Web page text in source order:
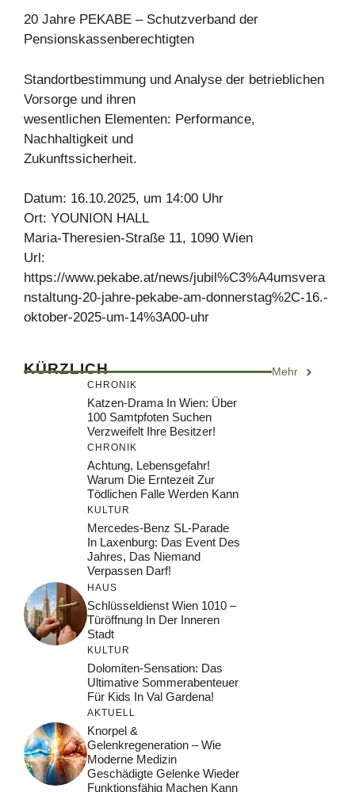
20 Jahre PEKABE – Schutzverband der
Pensionskassenberechtigten
Standortbestimmung und Analyse der betrieblichen
Vorsorge und ihren
wesentlichen Elementen: Performance,
Nachhaltigkeit und
Zukunftssicherheit.
Datum: 16.10.2025, um 14:00 Uhr
Ort: YOUNION HALL
Maria-Theresien-Straße 11, 1090 Wien
Url:
https://www.pekabe.at/news/jubil%C3%A4umsvera
nstaltung-20-jahre-pekabe-am-donnerstag%2C-16.-
oktober-2025-um-14%3A00-uhr
KÜRZLICH Mehr
CHRONIK
Katzen-Drama In Wien: Über
100 Samtpfoten Suchen
Verzweifelt Ihre Besitzer!
CHRONIK
Achtung, Lebensgefahr!
Warum Die Erntezeit Zur
Tödlichen Falle Werden Kann
KULTUR
Mercedes-Benz SL-Parade
In Laxenburg: Das Event Des
Jahres, Das Niemand
Verpassen Darf!
HAUS
Schlüsseldienst Wien 1010 –
Türöffnung In Der Inneren
Stadt
KULTUR
Dolomiten-Sensation: Das
Ultimative Sommerabenteuer
Für Kids In Val Gardena!
AKTUELL
Knorpel &
Gelenkregeneration – Wie
Moderne Medizin
Geschädigte Gelenke Wieder
Funktionsfähig Machen Kann